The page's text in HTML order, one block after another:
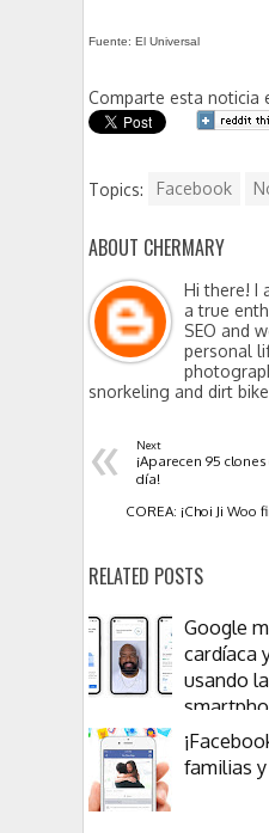
Fuente: El Universal
Comparte esta noticia
Topics: Facebook
ABOUT CHERMARY
Hi there! I
a true
SEO and
personal
snorkeling and dirt
« Next
¡Aparecen 95
día!
COREA: ¡Choi Ji Woo
RELATED POSTS
Google
cardíaca
usando
familias